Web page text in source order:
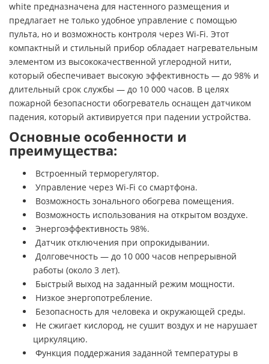
white предназначена для настенного размещения и
предлагает не только удобное управление с помощью
пульта, но и возможность контроля через Wi-Fi. Этот
компактный и стильный прибор обладает нагревательным
элементом из высококачественной углеродной нити,
который обеспечивает высокую эффективность — до 98% и
длительный срок службы — до 10 000 часов. В целях
пожарной безопасности обогреватель оснащен датчиком
падения, который активируется при падении устройства.
Основные особенности и
преимущества:
Встроенный терморегулятор.
Управление через Wi-Fi со смартфона.
Возможность зонального обогрева помещения.
Возможность использования на открытом воздухе.
Энергоэффективность 98%.
Датчик отключения при опрокидывании.
Долговечность — до 10 000 часов непрерывной
работы (около 3 лет).
Быстрый выход на заданный режим мощности.
Низкое энергопотребление.
Безопасность для человека и окружающей среды.
Не сжигает кислород, не сушит воздух и не нарушает
циркуляцию.
Функция поддержания заданной температуры в